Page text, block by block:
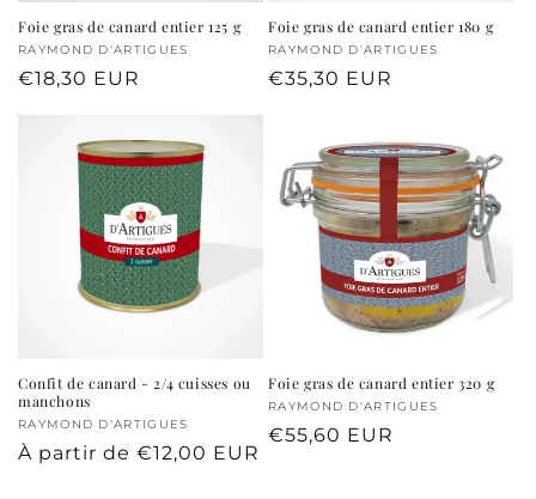
Foie gras de canard entier 125 g
Fournisseur :
RAYMOND D'ARTIGUES
Prix
€18,30 EUR
Foie gras de canard entier 180 g
Fournisseur :
RAYMOND D'ARTIGUES
Prix
€35,30 EUR
Confit de canard - 2/4 cuisses ou
manchons
Fournisseur :
RAYMOND D'ARTIGUES
Prix
À partir de €12,00 EUR
Foie gras de canard entier 320 g
Fournisseur :
RAYMOND D'ARTIGUES
Prix
€55,60 EUR